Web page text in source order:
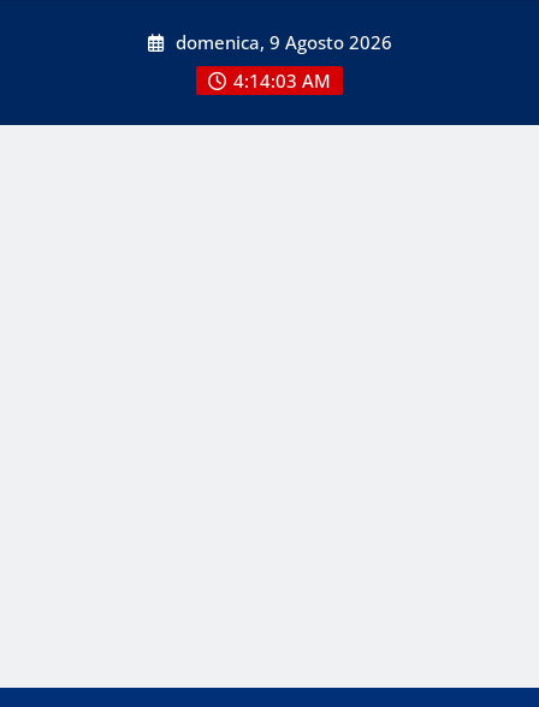
domenica, 9 Agosto 2026
4:14:03 AM